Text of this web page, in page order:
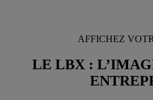
AFFICHEZ
LE LBX :